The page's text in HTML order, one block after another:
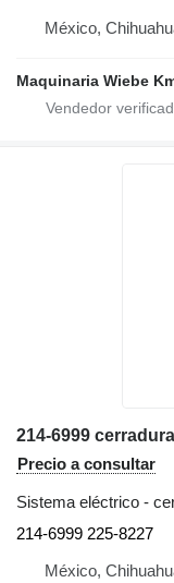
México,
Maquinaria Wiebe
Precio a consultar
Sistema eléctrico -
214-6999 225-8227
México,